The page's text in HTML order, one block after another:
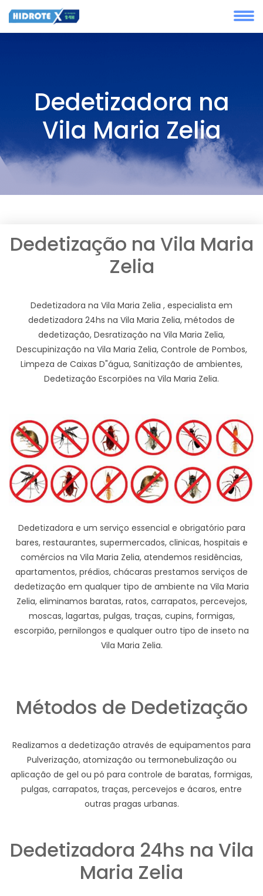
Dedetizadora na
Vila Maria Zelia
Dedetização na Vila Maria
Zelia
Dedetizadora na Vila Maria Zelia , especialista em
dedetizadora 24hs na Vila Maria Zelia, métodos de
dedetização, Desratização na Vila Maria Zelia,
Descupinização na Vila Maria Zelia, Controle de Pombos,
Limpeza de Caixas D"água, Sanitização de ambientes,
Dedetização Escorpiões na Vila Maria Zelia.
Dedetizadora e um serviço essencial e obrigatório para
bares, restaurantes, supermercados, clinicas, hospitais e
comércios na Vila Maria Zelia, atendemos residências,
apartamentos, prédios, chácaras prestamos serviços de
dedetização em qualquer tipo de ambiente na Vila Maria
Zelia, eliminamos baratas, ratos, carrapatos, percevejos,
moscas, lagartas, pulgas, traças, cupins, formigas,
escorpião, pernilongos e qualquer outro tipo de inseto na
Vila Maria Zelia.
Métodos de Dedetização
Realizamos a dedetização através de equipamentos para
Pulverização, atomização ou termonebulização ou
aplicação de gel ou pó para controle de baratas, formigas,
pulgas, carrapatos, traças, percevejos e ácaros, entre
outras pragas urbanas.
Dedetizadora 24hs na Vila
Maria Zelia